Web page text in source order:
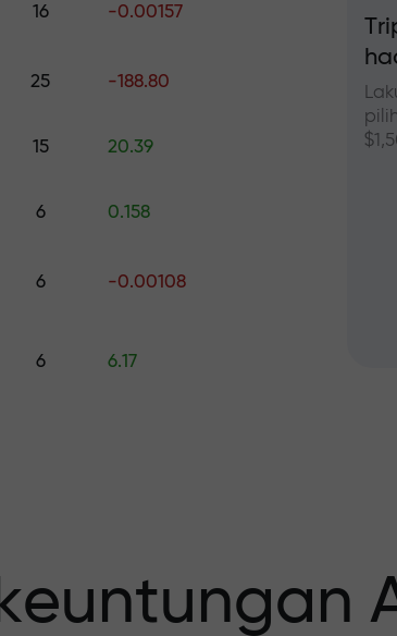
Anda
$1,500
16 -0.00157
25 -188.80
15 20.39
6 0.158
6 -0.00108
6 6.17
crypto, and futures